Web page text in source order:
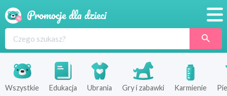
Produkty
Sklepy
Wszystkie Edukacja Ubrania Gry i zabawki Karmienie